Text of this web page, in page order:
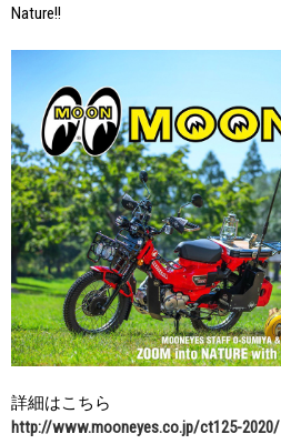
Nature!!
詳細はこちら
http://www.mooneyes.co.jp/ct125-2020/